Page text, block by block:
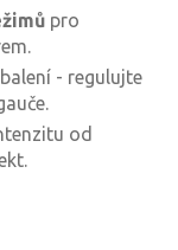
pro
- regulujte
od